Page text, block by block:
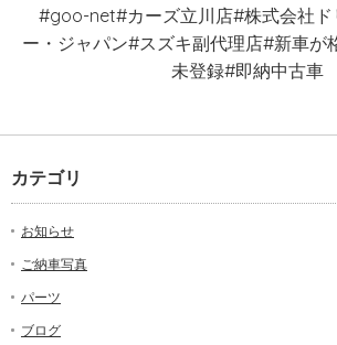
#goo-net#カーズ立川店#株式会社ド
ー・ジャパン#スズキ副代理店#新車が
未登録#即納中古車
カテゴリ
お知らせ
ご納車写真
パーツ
ブログ